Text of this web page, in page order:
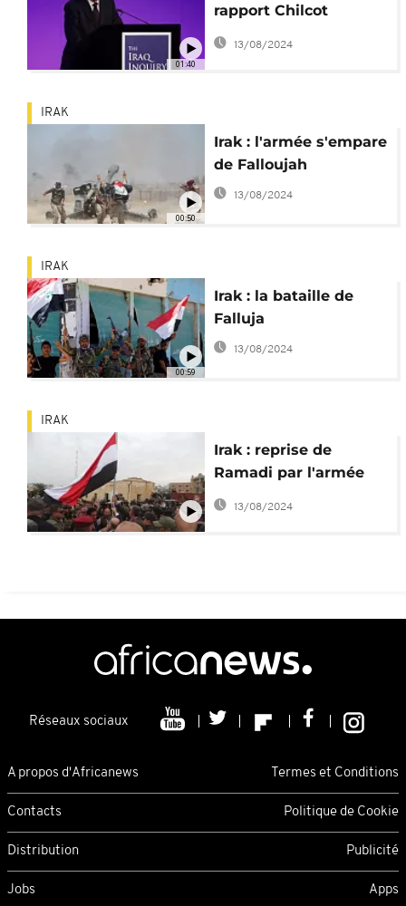
01:40
rapport Chilcot
accable Tony Blair
13/08/2024
00:50
IRAK
Irak : l'armée s'empare
de Falloujah
13/08/2024
00:59
IRAK
Irak : la bataille de
Falluja
13/08/2024
IRAK
Irak : reprise de
Ramadi par l'armée
irakienne
13/08/2024
Réseaux sociaux
A propos d'Africanews Termes et Conditions
Contacts Politique de Cookie
Distribution Publicité
Jobs Apps